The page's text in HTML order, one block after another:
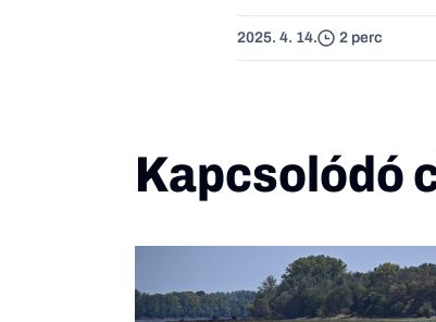
2025. 4. 14. 2 perc
Kapcsolódó